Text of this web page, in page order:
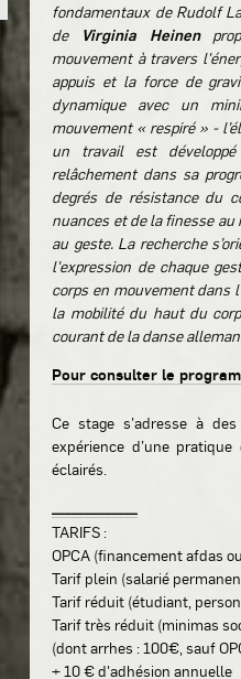
fondamentaux de Rudolf
de
Virginia Heinen
mouvement à travers
appuis et la force de
dynamique avec un
mouvement « respiré » -
un travail est
relâchement dans sa
degrés de résistance du
nuances et de la finesse
au geste. La recherche
l'expression de chaque
corps en mouvement dans
la mobilité du haut du
courant de la danse
Pour consulter le
Ce stage s’adresse à
expérience d’une
éclairés.
_____________
TARIFS :
OPCA (financement afdas
Tarif plein (salarié
Tarif réduit (étudiant,
Tarif très réduit (minimas
(dont arrhes : 100€, sauf
+ 10 € d'adhésion annuelle